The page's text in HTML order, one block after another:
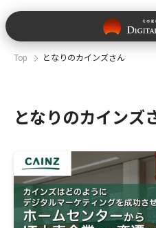
Top となりのカインズさん
となりのカインズ